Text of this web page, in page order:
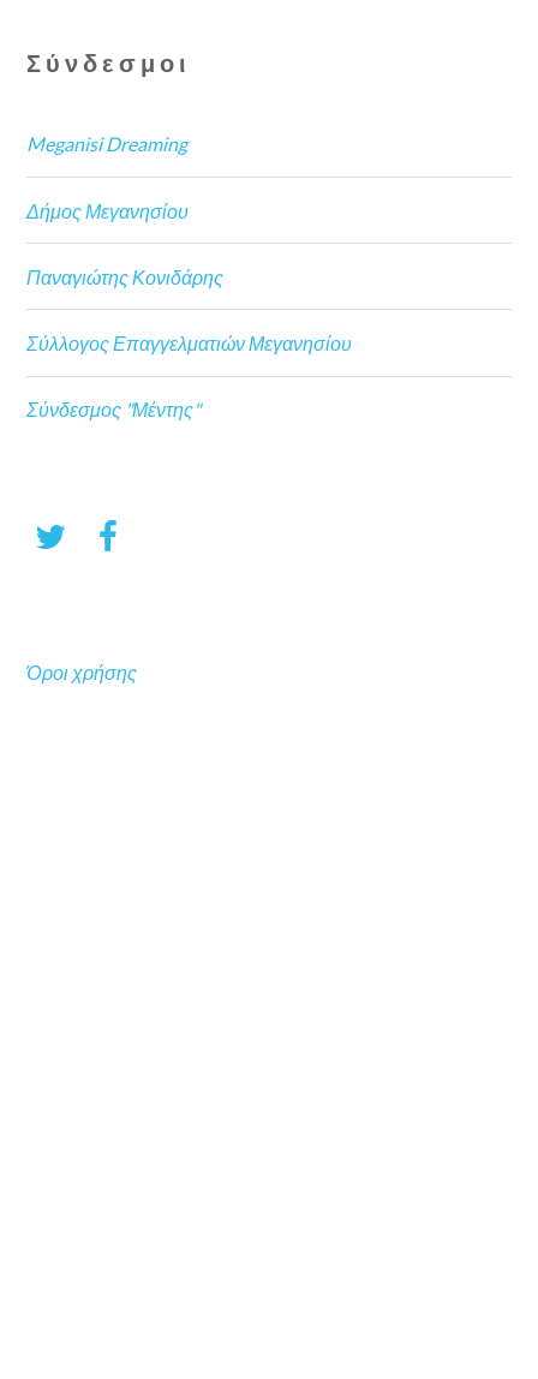
Σύνδεσμοι
Meganisi Dreaming
Δήμος Μεγανησίου
Παναγιώτης Κονιδάρης
Σύλλογος Επαγγελματιών Μεγανησίου
Σύνδεσμος "Μέντης"
Όροι χρήσης